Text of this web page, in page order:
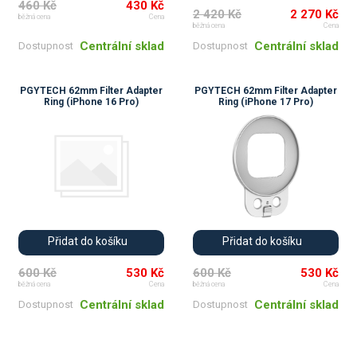
460 Kč
běžná cena
430 Kč
Cena
Dostupnost Centrální sklad
2 420 Kč
běžná cena
2 270 Kč
Cena
Dostupnost Centrální sklad
PGYTECH 62mm Filter Adapter
Ring (iPhone 16 Pro)
Přidat do košíku
600 Kč
běžná cena
530 Kč
Cena
Dostupnost Centrální sklad
PGYTECH 62mm Filter Adapter
Ring (iPhone 17 Pro)
Přidat do košíku
600 Kč
běžná cena
530 Kč
Cena
Dostupnost Centrální sklad